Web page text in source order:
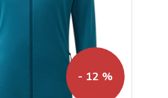
- 12 %